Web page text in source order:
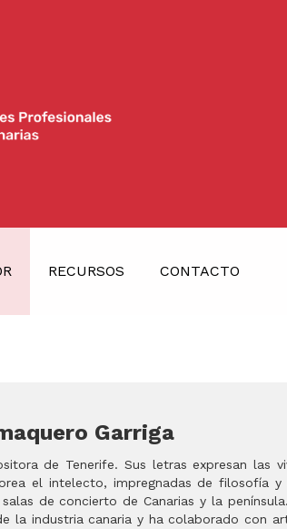
RECURSOS CONTACTO
Garriga
de Tenerife. Sus letras expresan las
el intelecto, impregnadas de filosofía y
de concierto de Canarias y la
la industria canaria y ha colaborado con